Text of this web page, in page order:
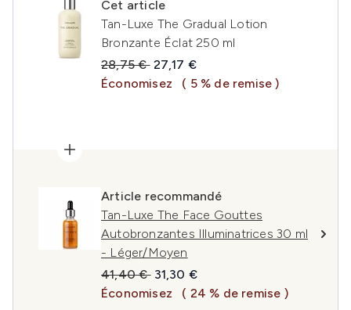
Cet article
Tan-Luxe The Gradual Lotion
Bronzante Éclat 250 ml
Prix de vente :
28,75 € Prix ​​actuel :
27,17 €
Économisez
( 5 % de remise )
Article recommandé
Tan-Luxe The Face Gouttes
Autobronzantes Illuminatrices 30 ml
- Léger/Moyen
Prix de vente :
41,40 € Prix ​​actuel :
31,30 €
Économisez
( 24 % de remise )